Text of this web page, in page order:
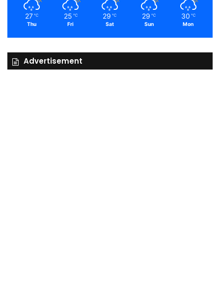
27 ℃
Thu
25 ℃
Fri
29 ℃
Sat
29 ℃
Sun
30 ℃
Mon
Advertisement